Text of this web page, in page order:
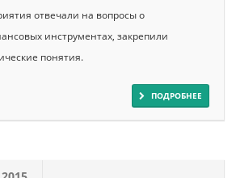
отвечали на вопросы о
инструментах, закрепили
понятия.
ПОДРОБНЕЕ